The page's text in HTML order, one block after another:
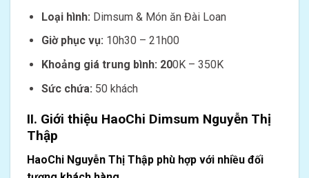
Loại hình: Dimsum & Món ăn Đài Loan
Giờ phục vụ: 10h30 – 21h00
Khoảng giá trung bình: 200K – 350K
Sức chứa: 50 khách
II. Giới thiệu HaoChi Dimsum Nguyễn Thị
Thập
HaoChi Nguyễn Thị Thập phù hợp với nhiều đối